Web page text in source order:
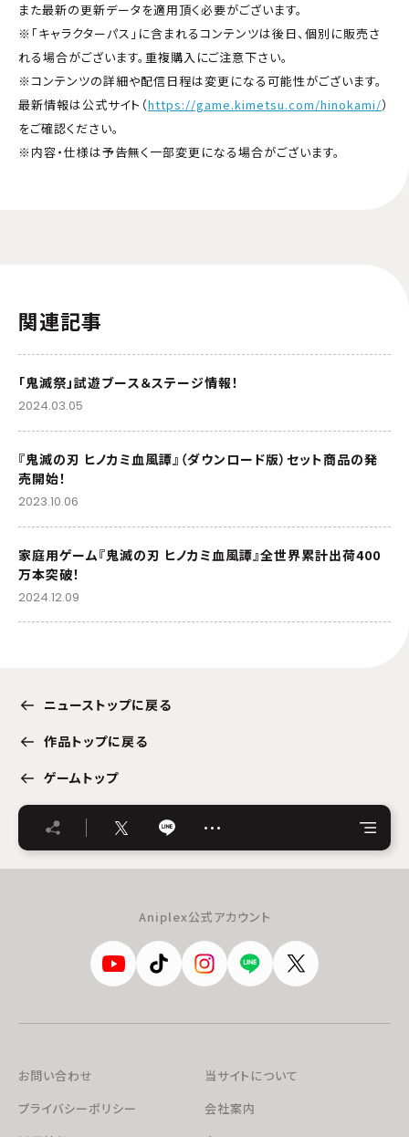
また最新の更新データを適用頂く必要がございます。
※「キャラクターパス」に含まれるコンテンツは後日、個別に販売さ
れる場合がございます。重複購入にご注意下さい。
※コンテンツの詳細や配信日程は変更になる可能性がございます。
最新情報は公式サイト（https://game.kimetsu.com/hinokami/）
をご確認ください。
※内容・仕様は予告無く一部変更になる場合がございます。
関連記事
「鬼滅祭」試遊ブース＆ステージ情報！
2024.03.05
『鬼滅の刃 ヒノカミ血風譚』（ダウンロード版）セット商品の発
売開始！
2023.10.06
家庭用ゲーム『鬼滅の刃 ヒノカミ血風譚』全世界累計出荷400
万本突破！
2024.12.09
ニューストップに戻る
作品トップに戻る
ゲームトップ
…
Aniplex公式アカウント
お問い合わせ
当サイトについて
プライバシーポリシー
会社案内